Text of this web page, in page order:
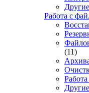
Работа с
(11)